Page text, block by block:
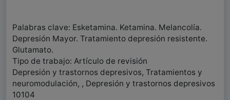
Palabras clave: Esketamina. Ketamina. Melancolía.
Depresión Mayor. Tratamiento depresión resistente.
Glutamato.
Tipo de trabajo: Artículo de revisión
Depresión y trastornos depresivos, Tratamientos y
neuromodulación, , Depresión y trastornos depresivos
10104